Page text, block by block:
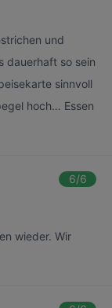
und
dauerhaft so sein
sinnvoll
hoch… Essen
6/6
wieder. Wir